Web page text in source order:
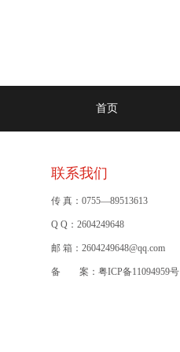
首页
联系我们
传 真：0755—89513613
Q Q：2604249648
邮 箱：2604249648@qq.com
备 案： 粤ICP备11094959号